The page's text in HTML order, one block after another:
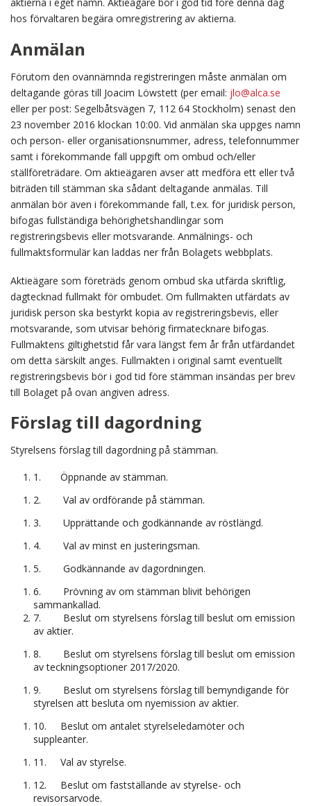
aktierna i eget namn. Aktieägare bör i god tid före denna dag
hos förvaltaren begära omregistrering av aktierna.
Anmälan
Förutom den ovannämnda registreringen måste anmälan om
deltagande göras till Joacim Löwstett (per email: jlo@alca.se
eller per post: Segelbåtsvägen 7, 112 64 Stockholm) senast den
23 november 2016 klockan 10:00. Vid anmälan ska uppges namn
och person- eller organisationsnummer, adress, telefonnummer
samt i förekommande fall uppgift om ombud och/eller
ställföreträdare. Om aktieägaren avser att medföra ett eller två
biträden till stämman ska sådant deltagande anmälas. Till
anmälan bör även i förekommande fall, t.ex. för juridisk person,
bifogas fullständiga behörighetshandlingar som
registreringsbevis eller motsvarande. Anmälnings- och
fullmaktsformulär kan laddas ner från Bolagets webbplats.
Aktieägare som företräds genom ombud ska utfärda skriftlig,
dagtecknad fullmakt för ombudet. Om fullmakten utfärdats av
juridisk person ska bestyrkt kopia av registreringsbevis, eller
motsvarande, som utvisar behörig firmatecknare bifogas.
Fullmaktens giltighetstid får vara längst fem år från utfärdandet
om detta särskilt anges. Fullmakten i original samt eventuellt
registreringsbevis bör i god tid före stämman insändas per brev
till Bolaget på ovan angiven adress.
Förslag till dagordning
Styrelsens förslag till dagordning på stämman.
1.
Öppnande av stämman.
2.
Val av ordförande på stämman.
3.
Upprättande och godkännande av röstlängd.
4.
Val av minst en justeringsman.
5.
Godkännande av dagordningen.
6.
Prövning av om stämman blivit behörigen
sammankallad.
7.
Beslut om styrelsens förslag till beslut om emission
av aktier.
8.
Beslut om styrelsens förslag till beslut om emission
av teckningsoptioner 2017/2020.
9.
Beslut om styrelsens förslag till bemyndigande för
styrelsen att besluta om nyemission av aktier.
10.
Beslut om antalet styrelseledamöter och
suppleanter.
11.
Val av styrelse.
12.
Beslut om fastställande av styrelse- och
revisorsarvode.